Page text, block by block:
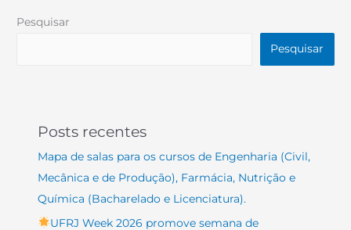
Pesquisar
Pesquisar
Posts recentes
Mapa de salas para os cursos de Engenharia (Civil,
Mecânica e de Produção), Farmácia, Nutrição e
Química (Bacharelado e Licenciatura).
UFRJ Week 2026 promove semana de